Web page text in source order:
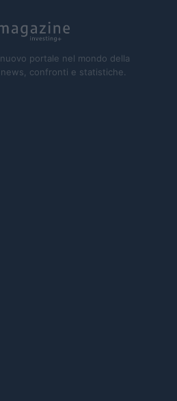
portale nel mondo della
confronti e statistiche.